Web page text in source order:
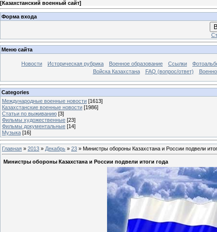
[Казахстанский военный сайт]
Форма входа
Меню сайта
Новости Историческая рубрика Военное образование Ссылки
Войска Казахстана
FAQ (вопрос/ответ)
Categories
Международные военные новости [1613]
Казахстанские военные новости [1986]
Статьи по выживанию [3]
Фильмы художественные [23]
Фильмы документальные [14]
Музыка [16]
Главная » 2013 » Декабрь » 23 » Министры обороны Казахстана и России подвели
Министры обороны Казахстана и России подвели итоги года